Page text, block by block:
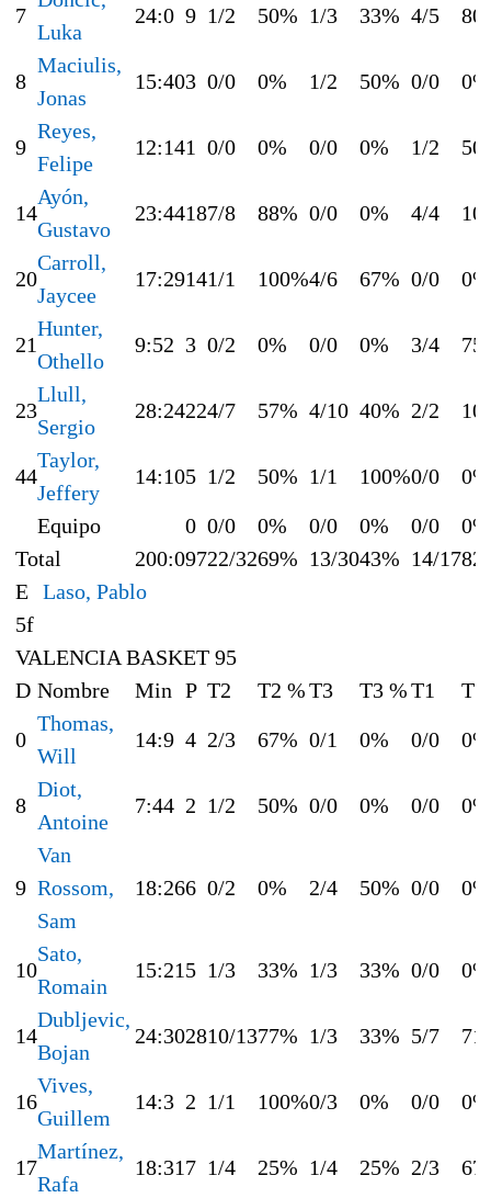
7
Luka
24:0 9 1/2 50% 1/3 33% 4/5
8
Maciulis,
Jonas
15:403 0/0 0% 1/2 50% 0/0 0%
9
Reyes,
Felipe
12:141 0/0 0% 0/0 0% 1/2
14
Ayón,
Gustavo
23:44187/8 88% 0/0 0% 4/4
20
Carroll,
Jaycee
17:29141/1 100%4/6 67% 0/0 0%
21
Hunter,
Othello
9:52 3 0/2 0% 0/0 0% 3/4
23
Llull,
Sergio
28:24224/7 57% 4/10 40% 2/2
44
Taylor,
Jeffery
14:105 1/2 50% 1/1 100%0/0 0%
Equipo 0 0/0 0% 0/0 0% 0/0
0%
Total
200:09722/3269% 13/3043% 14/17
E Laso, Pablo
5f
VALENCIA BASKET 95
D Nombre Min P T2 T2 %T3 T3 %T1 T1
0
Thomas,
Will
14:9 4 2/3 67% 0/1 0% 0/0 0%
8
Diot,
Antoine
7:44 2 1/2 50% 0/0 0% 0/0 0%
9
Van
Rossom,
Sam
18:266 0/2 0% 2/4 50% 0/0 0%
10
Sato,
Romain
15:215 1/3 33% 1/3 33% 0/0 0%
14
Dubljevic,
Bojan
24:302810/1377% 1/3 33% 5/7
16
Vives,
Guillem
14:3 2 1/1 100%0/3 0% 0/0 0%
17
Martínez,
Rafa
18:317 1/4 25% 1/4 25% 2/3